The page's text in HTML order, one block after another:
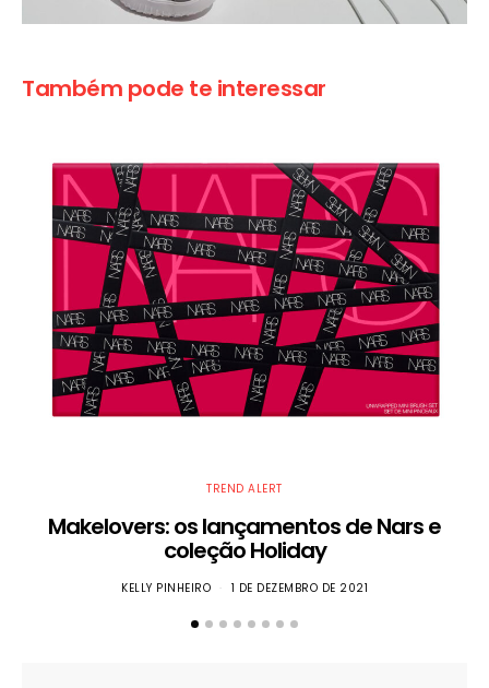
Também pode te interessar
TREND ALERT
Makelovers: os lançamentos de Nars e
coleção Holiday
KELLY PINHEIRO 1 DE DEZEMBRO DE 2021